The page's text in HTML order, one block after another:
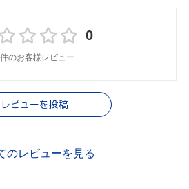
0
のお客様レビュー
レビューを投稿
のレビューを見る